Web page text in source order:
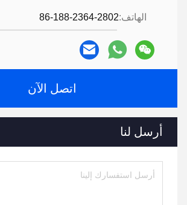
الهاتف:86-188-2364-2802
اتصل الآن
أرسل لنا